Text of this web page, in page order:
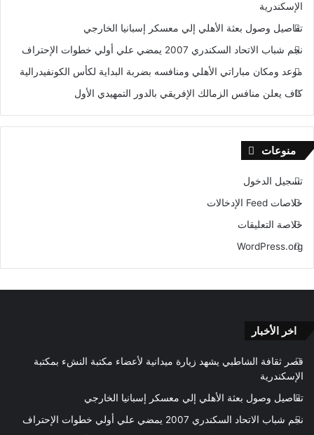
الإسكندرية
تفاصيل وصول بعثة الأهلي إلي معسكر إسبانيا الخارجي
نجم شباب الاتحاد السكندري 2007 يمضي علي أولي خطوات الإحتراف
موعد ومكان مباراتي الأهلي ومنافسه بضربة البداية لكأس الكونفيدرالية
كاف يعلن منافس الزمالك الإفريقي بالدور التمهيدي الأول
منوعات
تسجيل الدخول
خلاصات Feed الإدخالات
خلاصة التعليقات
WordPress.org
اخر الأخبار
قصر ثقافة الشاطبي يشهد زيارة ميدانية لأعضاء مكتبة النشء بمكتبة
الإسكندرية
تفاصيل وصول بعثة الأهلي إلي معسكر إسبانيا الخارجي
نجم شباب الاتحاد السكندري 2007 يمضي علي أولي خطوات الإحتراف